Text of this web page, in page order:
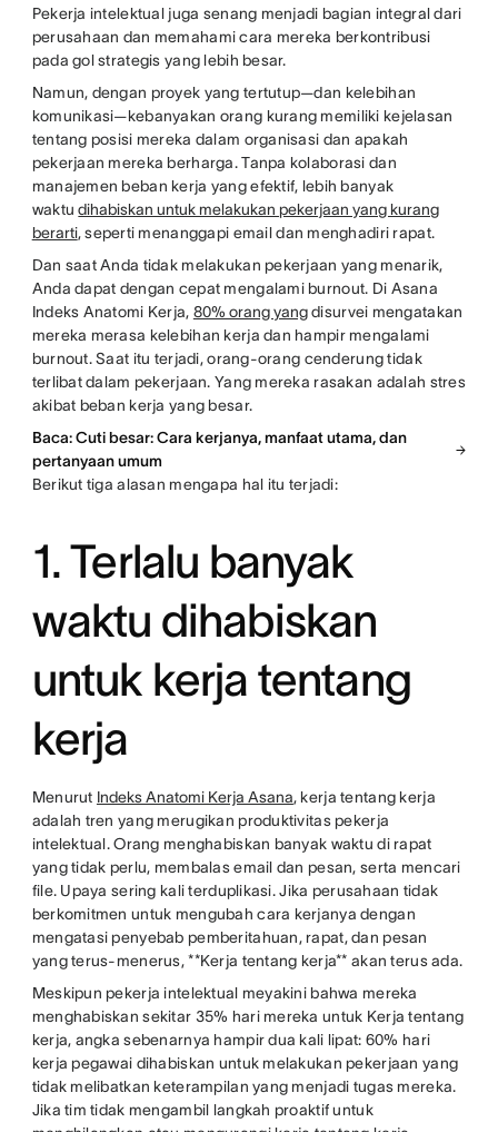
Pekerja intelektual juga senang menjadi bagian integral dari
perusahaan dan memahami cara mereka berkontribusi
pada gol strategis yang lebih besar.
Namun, dengan proyek yang tertutup—dan kelebihan
komunikasi—kebanyakan orang kurang memiliki kejelasan
tentang posisi mereka dalam organisasi dan apakah
pekerjaan mereka berharga. Tanpa kolaborasi dan
manajemen beban kerja yang efektif, lebih banyak
waktudihabiskan untuk melakukan pekerjaan yang kurang
berarti, seperti menanggapi email dan menghadiri rapat.
Dan saat Anda tidak melakukan pekerjaan yang menarik,
Anda dapat dengan cepat mengalami burnout. Di Asana
Indeks Anatomi Kerja, 80% orang yangdisurvei mengatakan
mereka merasa kelebihan kerja dan hampir mengalami
burnout. Saat itu terjadi, orang-orang cenderung tidak
terlibat dalam pekerjaan. Yang mereka rasakan adalah stres
akibat beban kerja yang besar.
Baca: Cuti besar: Cara kerjanya, manfaat utama, dan
pertanyaan umum
Berikut tiga alasan mengapa hal itu terjadi:
1. Terlalu banyak
waktu dihabiskan
untuk kerja tentang
kerja
Menurut Indeks Anatomi Kerja Asana, kerja tentang kerja
adalah tren yang merugikan produktivitas pekerja
intelektual. Orang menghabiskan banyak waktu di rapat
yang tidak perlu, membalas email dan pesan, serta mencari
file. Upaya sering kali terduplikasi. Jika perusahaan tidak
berkomitmen untuk mengubah cara kerjanya dengan
mengatasi penyebab pemberitahuan, rapat, dan pesan
yang terus-menerus, **Kerja tentang kerja** akan terus ada.
Meskipun pekerja intelektual meyakini bahwa mereka
menghabiskan sekitar 35% hari mereka untuk Kerja tentang
kerja, angka sebenarnya hampir dua kali lipat: 60% hari
kerja pegawai dihabiskan untuk melakukan pekerjaan yang
tidak melibatkan keterampilan yang menjadi tugas mereka.
Jika tim tidak mengambil langkah proaktif untuk